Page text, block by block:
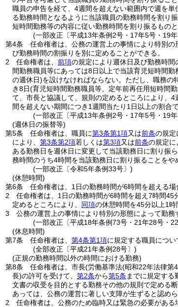
職員の申告を経て、4週間を超えない範囲内で週を単
る勤務時間となるように当該職員の勤務時間を割り振
短時間勤務等の内容に従い勤務時間を割り振るものと
(一部改正〔平成13年条例2号・17年5号・19
第4条
任命権者は、公務の運営上の事情により特別の
び勤務時間の割振りを別に定めることができる。
2
任命権者は、 前項の規定により週休日及び勤務時
間勤務職員等にあっては8日以上で当該育児短時間
の週休日)を設けなければならない。 ただし、職務の
き8日(育児短時間勤務職員等、定年前再任用短時間
て、市長と協議して、規則の定めるところにより、
間を超えない期間につき1週間当たり1日以上の割合
(一部改正〔平成13年条例2号・17年5号・19
(週休日の振替等)
第5条
任命権者は、職員に第3条第1項又は前条の規定
により、 第3条第2項若しくは第3項又は前条の規定に
ある勤務日を週休日に変更して当該勤務日に割り振
務時間のうち4時間を当該勤務日に割り振ることを
(一部改正〔令和5年条例33号〕)
(休憩時間)
第6条
任命権者は、1日の勤務時間が6時間を超える
2
任命権者は、1日の勤務時間が6時間を超え7時間45
定めるところにより、 同項の休憩時間を45分以上1時
3
公務の運営上の事情により特別の形態によって勤務
(一部改正〔平成18年条例73号・21年28号・
(休息時間)
第7条
任命権者は、 第4条第1項に規定する職員につ
(全部改正〔平成21年条例28号〕)
(正規の勤務時間以外の時間における勤務)
第8条
任命権者は、市長(労働基準法(昭和22年法律第
長)の許可を受けて、 第2条から第5条 までに規定する
文書の収受を目的とする勤務その他の規則で定める
あっては、公務の運営に著しい支障が生ずると認め
2
任命権者は、公務のため臨時又は緊急の必要があ